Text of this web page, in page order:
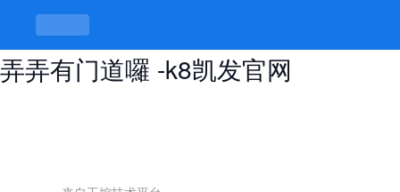
莆田站附近好玩的巷子在哪里，巷巷
弄弄有门道囉 -k8凯发官网